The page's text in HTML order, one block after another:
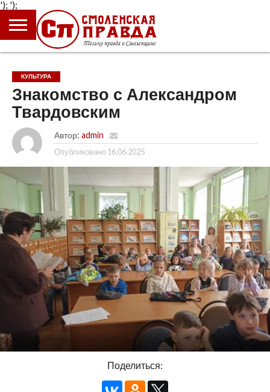
');
ГЛАВНАЯ
НОВОСТИ
ПРОИСШЕСТВИЯ
ПОЛИТИКА
КУЛЬТУРА
ЭКОНОМИКА
ОБЩЕСТВО
БЛОГИ
КУЛЬТУРА
Знакомство с Александром
Твардовским
Автор: admin
Опубликовано 16.06.2025
Поделиться:
');